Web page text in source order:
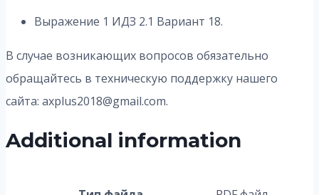
Выражение 1 ИДЗ 2.1 Вариант 18.
В случае возникающих вопросов обязательно
обращайтесь в техническую поддержку нашего
сайта: axplus2018@gmail.com.
Additional information